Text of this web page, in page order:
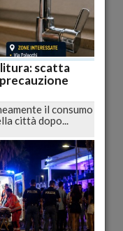
De Majo: "Una
esprime
scatta
il consumo
città dopo...